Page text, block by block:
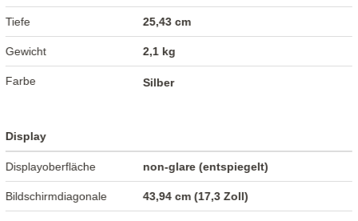
Tiefe 25,43 cm
Gewicht 2,1 kg
Farbe Silber
Display
Displayoberfläche non-glare (entspiegelt)
Bildschirmdiagonale 43,94 cm (17,3 Zoll)